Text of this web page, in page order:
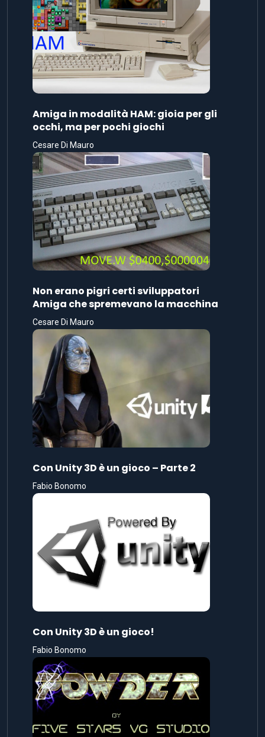
Amiga in modalità HAM: gioia per gli
occhi, ma per pochi giochi
Cesare Di Mauro
Non erano pigri certi sviluppatori
Amiga che spremevano la macchina
Cesare Di Mauro
Con Unity 3D è un gioco – Parte 2
Fabio Bonomo
Con Unity 3D è un gioco!
Fabio Bonomo